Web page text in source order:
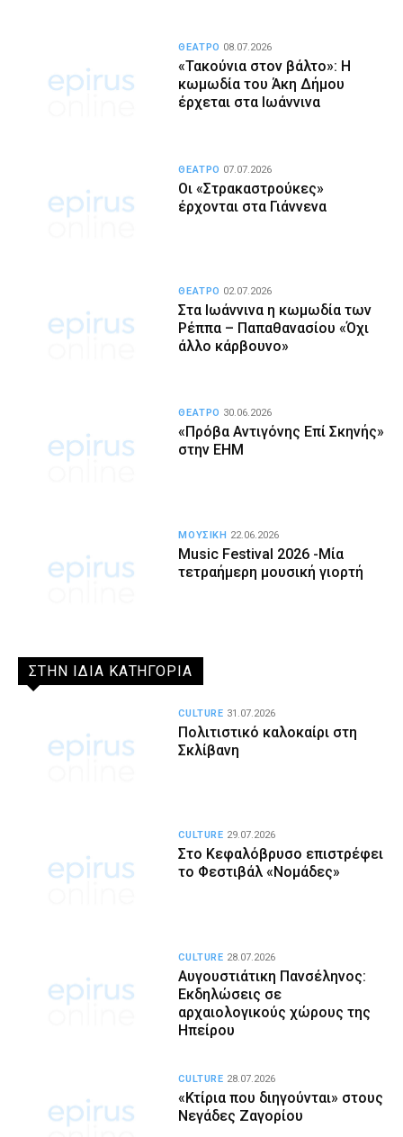
«Τακούνια στον βάλτο»: Η
κωμωδία του Άκη Δήμου
έρχεται στα Ιωάννινα
ΘΕΑΤΡΟ 08.07.2026
Οι «Στρακαστρούκες»
έρχονται στα Γιάννενα
ΘΕΑΤΡΟ 07.07.2026
Στα Ιωάννινα η κωμωδία των
Ρέππα – Παπαθανασίου «Όχι
άλλο κάρβουνο»
ΘΕΑΤΡΟ 02.07.2026
«Πρόβα Αντιγόνης Επί Σκηνής»
στην ΕΗΜ
ΘΕΑΤΡΟ 30.06.2026
Music Festival 2026 -Mία
τετραήμερη μουσική γιορτή
ΜΟΥΣΙΚΗ 22.06.2026
ΣΤΗΝ ΙΔΙΑ ΚΑΤΗΓΟΡΙΑ
Πολιτιστικό καλοκαίρι στη
Σκλίβανη
CULTURE 31.07.2026
Στο Κεφαλόβρυσο επιστρέφει
το Φεστιβάλ «Νομάδες»
CULTURE 29.07.2026
Αυγουστιάτικη Πανσέληνος:
Εκδηλώσεις σε
αρχαιολογικούς χώρους της
Ηπείρου
CULTURE 28.07.2026
«Κτίρια που διηγούνται» στους
Νεγάδες Ζαγορίου
CULTURE 28.07.2026